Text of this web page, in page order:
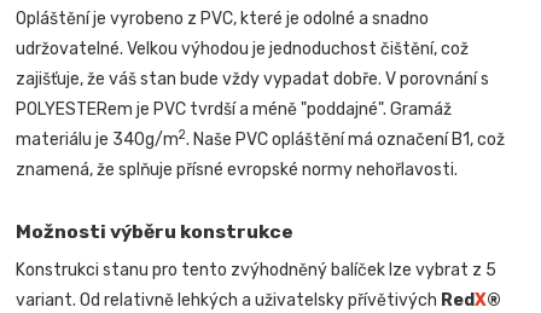
Opláštění je vyrobeno z PVC, které je odolné a snadno
udržovatelné. Velkou výhodou je jednoduchost čištění, což
zajišťuje, že váš stan bude vždy vypadat dobře. V porovnání s
POLYESTERem je PVC tvrdší a méně "poddajné". Gramáž
materiálu je 340g/m2. Naše PVC opláštění má označení B1, což
znamená, že splňuje přísné evropské normy nehořlavosti.
Možnosti výběru konstrukce
Konstrukci stanu pro tento zvýhodněný balíček lze vybrat z 5
variant. Od relativně lehkých a uživatelsky přívětivých RedX®